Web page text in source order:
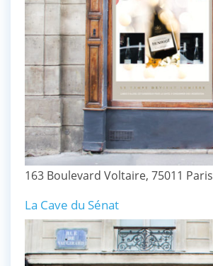
163 Boulevard Voltaire, 75011 Paris
La Cave du Sénat